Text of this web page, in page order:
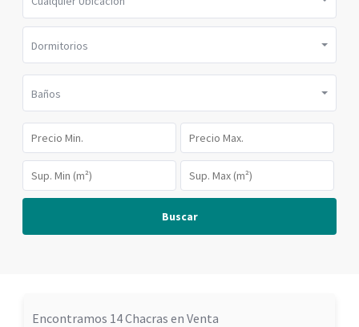
Dormitorios
Baños
Buscar
Encontramos 14 Chacras en Venta